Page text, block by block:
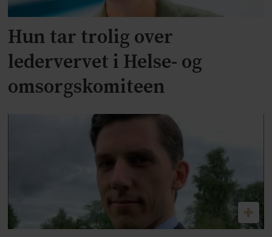
Hun tar trolig over
ledervervet i Helse- og
omsorgskomiteen